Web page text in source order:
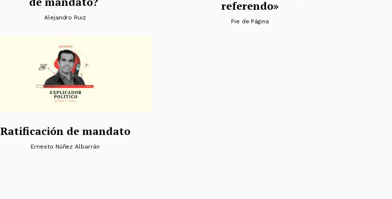
Alejandro Ruiz
referendo»
Pie de Página
Ratificación de mandato
Ernesto Núñez Albarrán